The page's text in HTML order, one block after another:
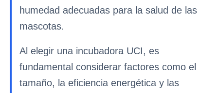
humedad adecuadas para la salud de las
mascotas.
Al elegir una incubadora UCI, es
fundamental considerar factores como el
tamaño, la eficiencia energética y las